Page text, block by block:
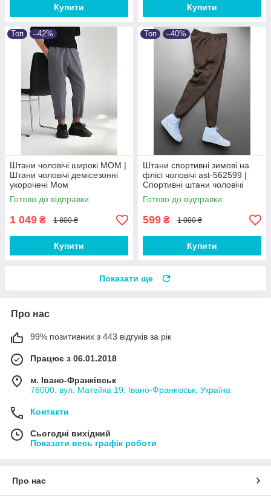
Купити Купити
Топ –42%
Штани чоловічі широкі МОМ |
Штани чоловічі демісезонні
укорочені Мом
Готово до відправки
1 049 ₴ 1 800 ₴
Купити
Топ –40%
Штани спортивні зимові на
флісі чоловічі ast-562599 |
Спортивні штани чоловічі
теплі Люкс якості
Готово до відправки
599 ₴ 1 000 ₴
Купити
Показати ще
Про нас
99% позитивних з 443 відгуків за рік
Працює з 06.01.2018
м. Івано-Франківськ
76000, вул. Матейка 19, Івано-Франківськ, Україна
Контакти
Сьогодні вихідний
Показати весь графік роботи
Про нас